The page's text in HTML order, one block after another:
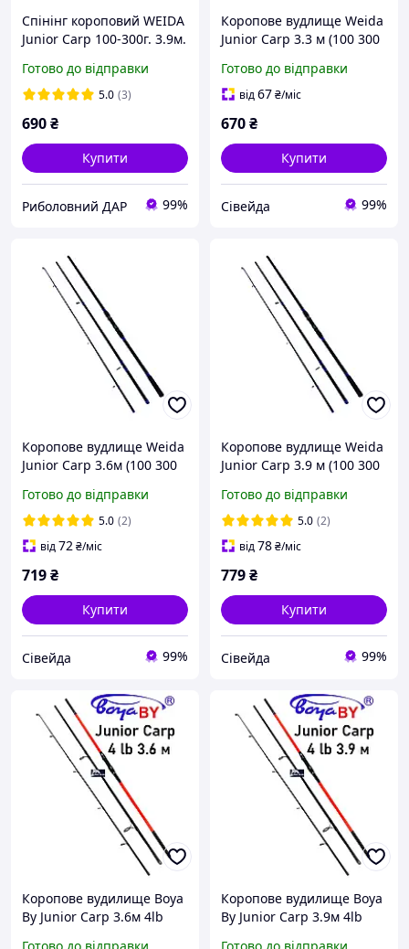
Спінінг короповий WEIDA
Junior Carp 100-300г. 3.9м.
Готово до відправки
5.0 (3)
690₴
Купити
Риболовний ДАР 99%
Коропове вудлище Weida
Junior Carp 3.3 м (100 300
Готово до відправки
від67₴/міс
670₴
Купити
Сівейда 99%
Коропове вудлище Weida
Junior Carp 3.6м (100 300
Готово до відправки
5.0 (2)
від72₴/міс
719₴
Купити
Сівейда 99%
Коропове вудлище Weida
Junior Carp 3.9 м (100 300
Готово до відправки
5.0 (2)
від78₴/міс
779₴
Купити
Сівейда 99%
Коропове вудилище Boya
By Junior Carp 3.6м 4lb
Коропове вудилище Boya
By Junior Carp 3.9м 4lb